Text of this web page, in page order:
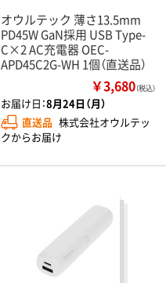
オウルテック 薄さ13.5mm
PD45W GaN採用 USB Type-
C×2 AC充電器 OEC-
APD45C2G-WH 1個（直送品）
￥3,680（税込）
お届け日：8月24日（月）
直送品 株式会社オウルテッ
クからお届け